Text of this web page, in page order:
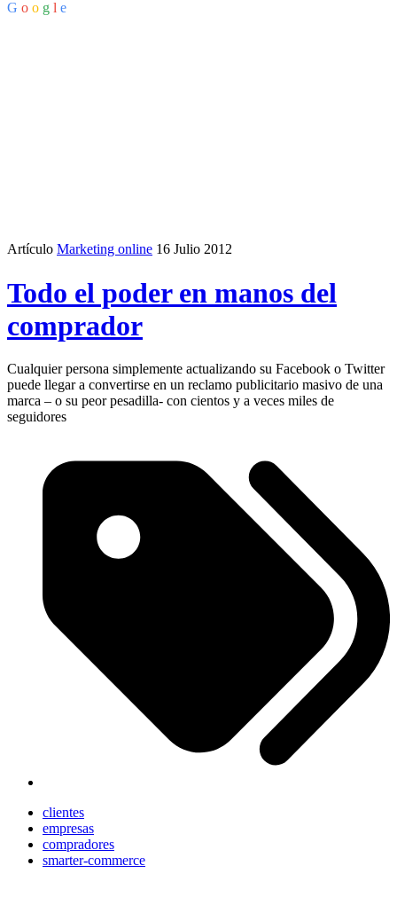
G o o g l e
Artículo Marketing online 16 Julio 2012
Todo el poder en manos del
comprador
Cualquier persona simplemente actualizando su Facebook o Twitter
puede llegar a convertirse en un reclamo publicitario masivo de una
marca – o su peor pesadilla- con cientos y a veces miles de
seguidores
clientes
empresas
compradores
smarter-commerce